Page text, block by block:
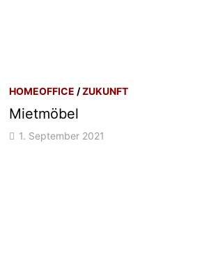
HOMEOFFICE /ZUKUNFT
Mietmöbel
1. September 2021